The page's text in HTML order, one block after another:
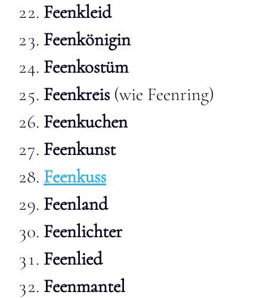
Feenkleid
Feenkönigin
Feenkostüm
Feenkreis(wie Feenring)
Feenkuchen
Feenkunst
Feenkuss
Feenland
Feenlichter
Feenlied
Feenmantel